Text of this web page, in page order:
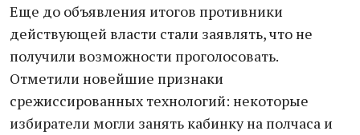
Еще до объявления итогов противники
действующей власти стали заявлять, что не
получили возможности проголосовать.
Отметили новейшие признаки
срежиссированных технологий: некоторые
избиратели могли занять кабинку на полчаса и